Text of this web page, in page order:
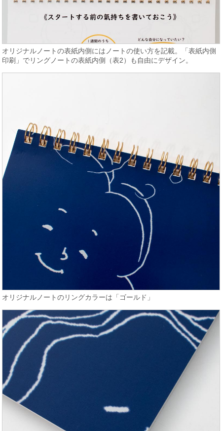
オリジナルノートの表紙内側にはノートの使い方を記載。「表紙内側
印刷」でリングノートの表紙内側（表2）も自由にデザイン。
オリジナルノートのリングカラーは「ゴールド」